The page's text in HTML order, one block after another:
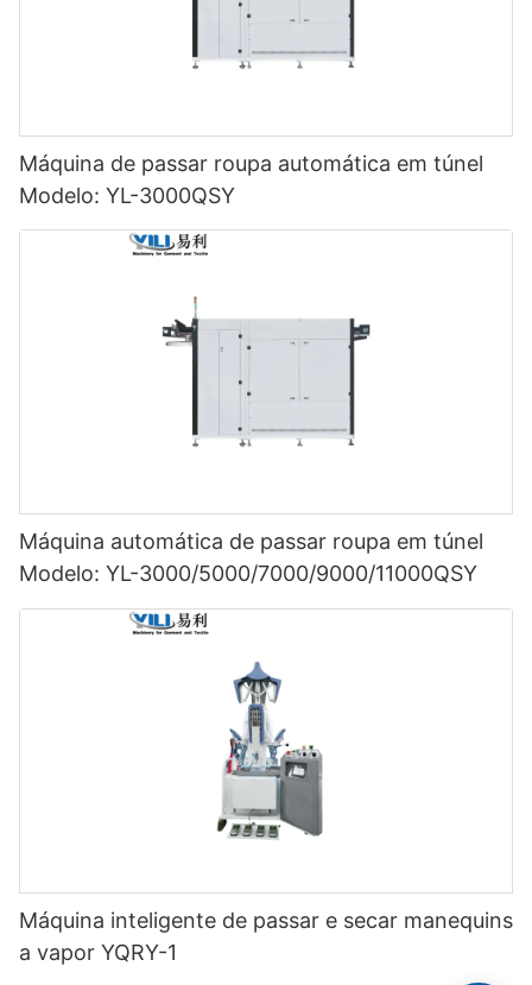
Máquina de passar roupa automática em túnel
Modelo: YL-3000QSY
Máquina automática de passar roupa em túnel
Modelo: YL-3000/5000/7000/9000/11000QSY
Máquina inteligente de passar e secar manequins
a vapor YQRY-1